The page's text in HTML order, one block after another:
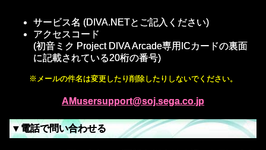
サービス名 (DIVA.NETとご記入ください)
アクセスコード
(初音ミク Project DIVA Arcade専用ICカードの裏面
に記載されている20桁の番号)
※メールの件名は変更したり削除したりしないでください。
AMusersupport@soj.sega.co.jp
▼電話で問い合わせる